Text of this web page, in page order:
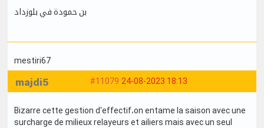
بن حمودة في بلوزداد
mestiri67
#11079 24-08-2023 18:13
majdi5
Bizarre cette gestion d'effectif،on entame la saison avec une
surcharge de milieux relayeurs et ailiers mais avec un seul